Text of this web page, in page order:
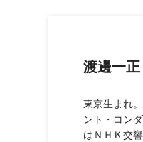
渡邊一
東京生まれ
ント・コン
はＮＨＫ交